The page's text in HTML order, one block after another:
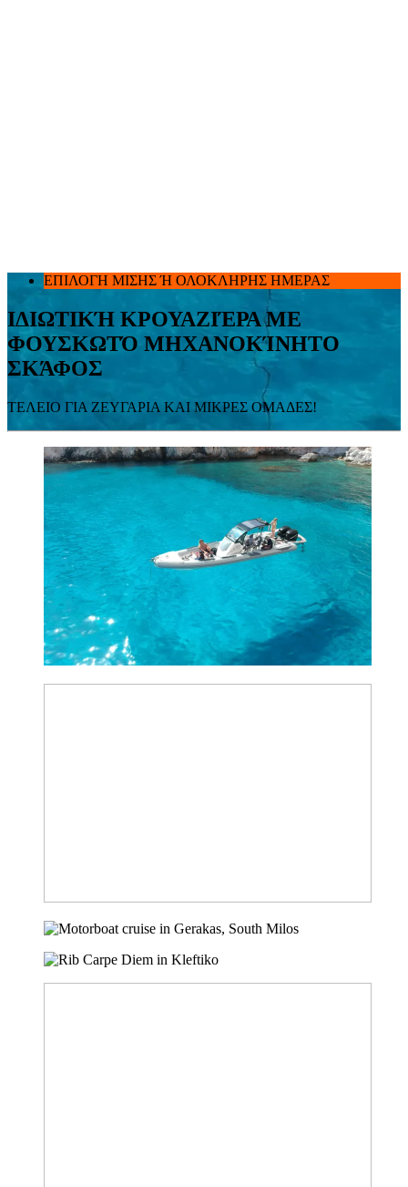
ΕΠΙΛΟΓΗ ΜΙΣΗΣ Ή ΟΛΟΚΛΗΡΗΣ ΗΜΕΡΑΣ
ΙΔΙΩΤΙΚΉ ΚΡΟΥΑΖΙΈΡΑ ΜΕ
ΦΟΥΣΚΩΤΌ ΜΗΧΑΝΟΚΊΝΗΤΟ
ΣΚΆΦΟΣ
ΤΕΛΕΙΟ ΓΙΑ ΖΕΥΓΑΡΙΑ ΚΑΙ ΜΙΚΡΕΣ ΟΜΑΔΕΣ!